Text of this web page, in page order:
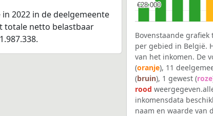
2022 in de deelgemeente
totale netto belastbaar
€28.000
€28.000
Bovenstaande
per gebied in België.
van het inkomen. De
(oranje), 11
(bruin), 1 gewest (roze
rood
inkomensdata
naam en waarde van